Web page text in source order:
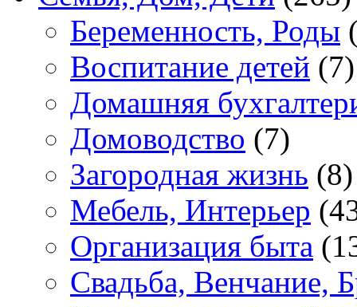
Беременность, Роды
Воспитание детей (7)
Домашняя
Домоводство (7)
Загородная жизнь (8)
Мебель, Интерьер
Организация быта
Свадьба, Венчание,